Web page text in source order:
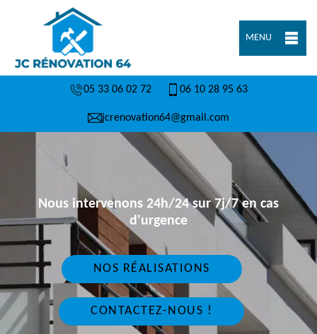
MENU
05 33 06 02 72 06 10 28 95 63
jcrenovation64@gmail.com
Nous intervenons 24h/24 sur 7j/7 en cas
d'urgence
NOS RÉALISATIONS
CONTACTEZ-NOUS !